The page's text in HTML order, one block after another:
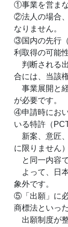
①事業を営ま
②法人の場合
なりません。
③国内の先行
利取得の可能
判断される
合には、当該
事業展開と
が必要です。
④申請時にお
いる特許（
新案、意匠
に限りません
と同一内容
よって、日
象外です。
⑤「出願」に
商標法といっ
出願制度が